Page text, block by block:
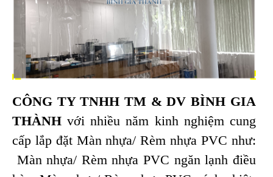
CÔNG TY TNHH TM & DV BÌNH GIA
THÀNH với nhiều năm kinh nghiệm cung
cấp lắp đặt Màn nhựa/ Rèm nhựa PVC như:
Màn nhựa/ Rèm nhựa PVC ngăn lạnh điều